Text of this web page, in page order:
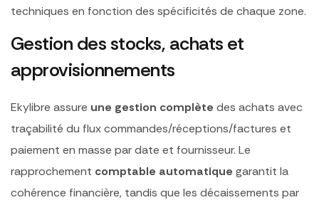
techniques en fonction des spécificités de chaque zone.
Gestion des stocks, achats et
approvisionnements
Ekylibre assure une gestion complète des achats avec
traçabilité du flux commandes/réceptions/factures et
paiement en masse par date et fournisseur. Le
rapprochement comptable automatique garantit la
cohérence financière, tandis que les décaissements par